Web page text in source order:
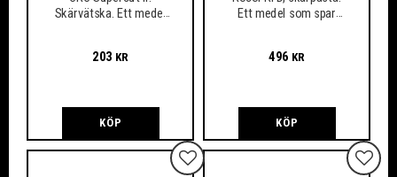
Skärvätska. Ett medel
203 KR
KÖP
Ett medel som spar
mest svårbearbetade
496 KR
KÖP
Lägg till i favoriter Lägg